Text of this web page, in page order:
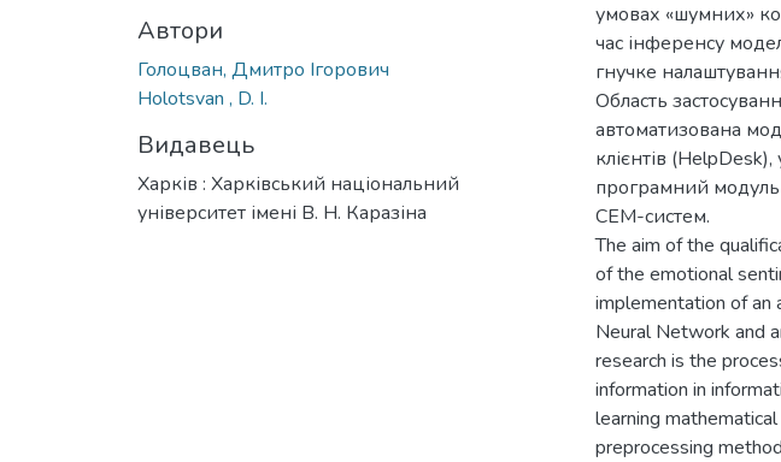
Автори
Голоцван, Дмитро Ігорович
Holotsvan , D. I.
Видавець
Харків : Харківський національний
університет імені В. Н. Каразіна
умовах «шумних»
час інференсу
гнучке
Область
автоматизована
клієнтів
програмний модуль
СЕМ-систем.
The aim of the
of the emotional
implementation of an
Neural Network and
research is the
information in
learning
preprocessing